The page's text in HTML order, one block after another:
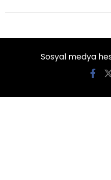
Sosyal medya